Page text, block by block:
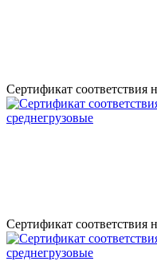
Сертификат соответствия
Сертификат соответствия